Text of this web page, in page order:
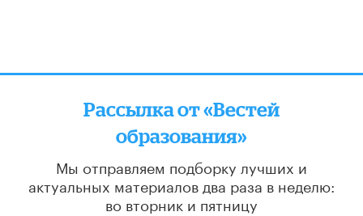
Рассылка от «Вестей
образования»
Мы отправляем подборку лучших и
актуальных материалов два раза в неделю:
во вторник и пятницу